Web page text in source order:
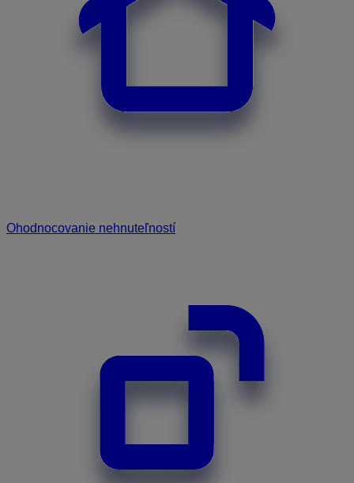
Ohodnocovanie nehnuteľností